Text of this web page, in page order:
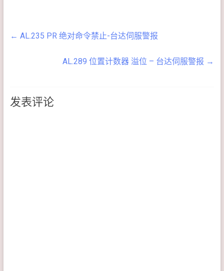
回授位置暂存器(FB_PUU)溢
位时 2. 更改P1.01.Z 后没有
改变电子齿轮比后(P1-44、
AL.062…
－－－－－ 其他原因 检查方
法 排除方法 －－－－－
德，请于迴响加入本篇不足
按下 确认 DI.EMGS(0x21) 开
（以上资讯参考自台达电
子 ASDA-A2 伺服驱动器
－ 以下为网民贡献 －－
－－－－－－－－－－－－
← AL.235 PR 绝对命令禁止-台达伺服警报
AL.289 位置计数器 溢位 – 台达伺服警报 →
发表评论